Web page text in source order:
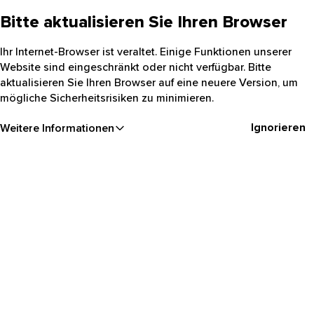
Bitte aktualisieren Sie Ihren Browser
Ihr Internet-Browser ist veraltet. Einige Funktionen unserer
Website sind eingeschränkt oder nicht verfügbar. Bitte
aktualisieren Sie Ihren Browser auf eine neuere Version, um
mögliche Sicherheitsrisiken zu minimieren.
Weitere Informationen Ignorieren